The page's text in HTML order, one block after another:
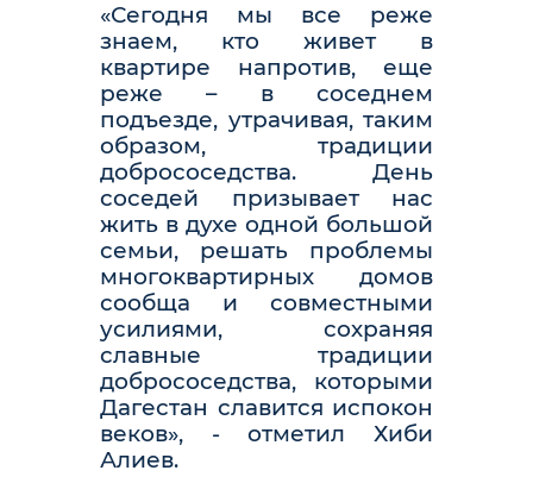
«Сегодня мы все реже
знаем, кто живет в
квартире напротив, еще
реже – в соседнем
подъезде, утрачивая, таким
образом, традиции
добрососедства. День
соседей призывает нас
жить в духе одной большой
семьи, решать проблемы
многоквартирных домов
сообща и совместными
усилиями, сохраняя
славные традиции
добрососедства, которыми
Дагестан славится испокон
веков», - отметил Хиби
Алиев.